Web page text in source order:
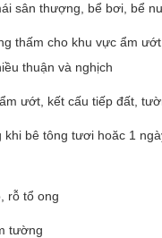
sân thượng, bể bơi, bể
thấm cho khu vực ẩm
thuận và nghịch
ướt, kết cấu tiếp đất,
bê tông tươi hoăc 1
rỗ tổ ong
tường